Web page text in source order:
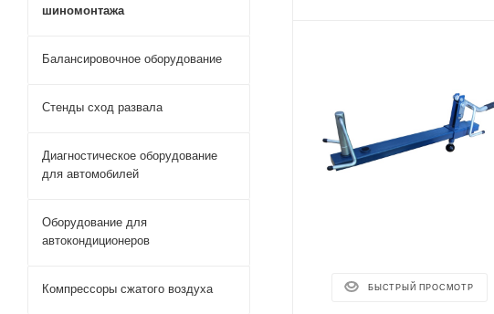
БЫСТРЫЙ ПРОСМОТР
шиномонтажа
Балансировочное оборудование
Стенды сход развала
Диагностическое оборудование
для автомобилей
Оборудование для
автокондиционеров
Компрессоры сжатого воздуха